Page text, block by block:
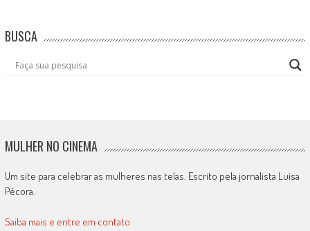
BUSCA
MULHER NO CINEMA
Um site para celebrar as mulheres nas telas. Escrito pela jornalista Luísa
Pécora.
Saiba mais e entre em contato